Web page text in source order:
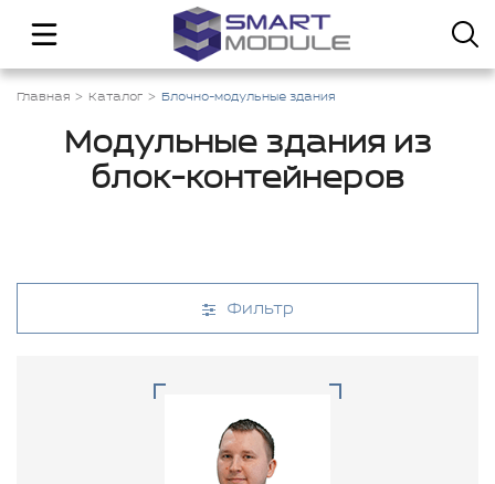
Главная Каталог Блочно-модульные здания
Модульные здания из
блок-контейнеров
Фильтр